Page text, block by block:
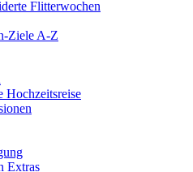
Flitterwochen
Ziele A-Z
Hochzeitsreise
Extras